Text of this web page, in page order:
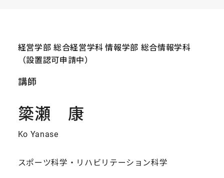
経営学部 総合経営学科情報学部 総合情報学科
（設置認可申請中）
講師
簗瀬 康
Ko Yanase
スポーツ科学・リハビリテーション科学